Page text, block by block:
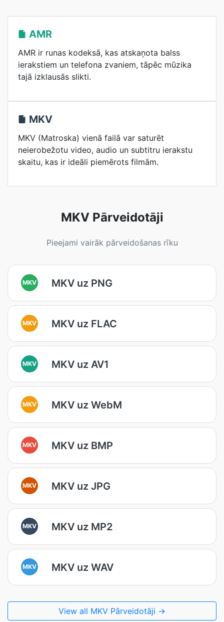
AMR
AMR ir runas kodeksā, kas atskaņota balss
ierakstiem un telefona zvaniem, tāpēc mūzika
tajā izklausās slikti.
MKV
MKV (Matroska) vienā failā var saturēt
neierobežotu video, audio un subtitru ierakstu
skaitu, kas ir ideāli piemērots filmām.
MKV Pārveidotāji
Pieejami vairāk pārveidošanas rīku
MKV MKV uz PNG
MKV MKV uz FLAC
MKV MKV uz AV1
MKV MKV uz WebM
MKV MKV uz BMP
MKV MKV uz JPG
MKV MKV uz MP2
MKV MKV uz WAV
View all MKV Pārveidotāji →